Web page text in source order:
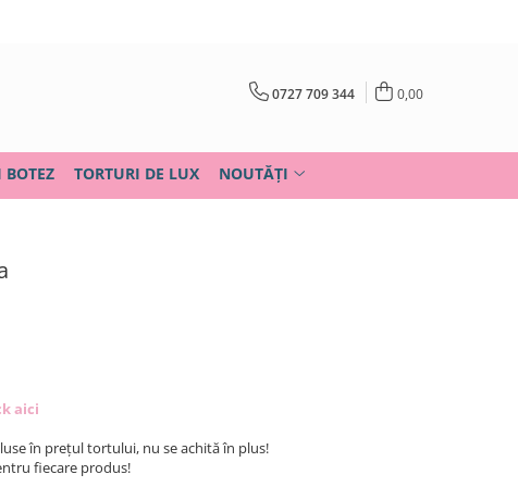
0727 709 344 0,00
BOTEZ TORTURI DE LUX NOUTĂȚI
aici
în prețul tortului, nu se achită în plus!
fiecare produs!